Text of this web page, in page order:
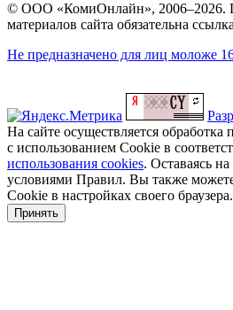
© ООО «КомиОнлайн», 2006–2026.
материалов сайта обязательна
Не предназначено для лиц моложе
На сайте осуществляется обработка
с использованием Cookie в
использования cookies. Оставаясь
условиями Правил. Вы также
Cookie в настройках своего браузера.
Принять